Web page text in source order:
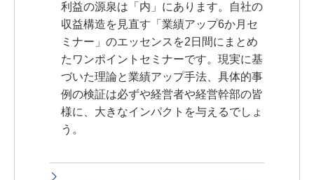
利益の源泉は「内」にあります。自社の
収益構造を見直す「業績アップ6か月セ
ミナー」のエッセンスを2日間にまとめ
たワンポイントセミナーです。現実に基
づいた理論と業績アップ手法、具体的事
例の検証は必ずや経営者や経営幹部の皆
様に、大きなインパクトを与えるでしょ
う。